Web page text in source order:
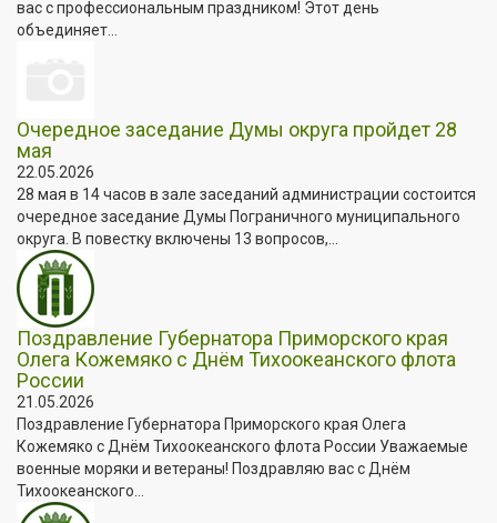
вас с профессиональным праздником! Этот день
объединяет...
Очередное заседание Думы округа пройдет 28
мая
22.05.2026
28 мая в 14 часов в зале заседаний администрации состоится
очередное заседание Думы Пограничного муниципального
округа. В повестку включены 13 вопросов,...
Поздравление Губернатора Приморского края
Олега Кожемяко с Днём Тихоокеанского флота
России
21.05.2026
Поздравление Губернатора Приморского края Олега
Кожемяко с Днём Тихоокеанского флота России Уважаемые
военные моряки и ветераны! Поздравляю вас с Днём
Тихоокеанского...